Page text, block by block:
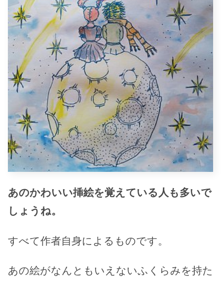
あのかわいい挿絵を覚えている人も多いで
しょうね。
すべて作者自身によるものです。
あの絵がなんともいえないふくらみを持た